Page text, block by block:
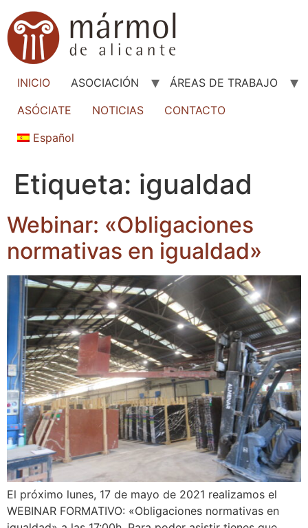
INICIO ASOCIACIÓN
ÁREAS DE TRABAJO
ASÓCIATE
NOTICIAS
CONTACTO
Español
Etiqueta: igualdad
Webinar: «Obligaciones
normativas en igualdad»
El próximo lunes, 17 de mayo de 2021 realizamos el
WEBINAR FORMATIVO: «Obligaciones normativas en